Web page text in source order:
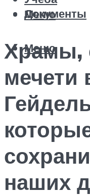
Документы
Меню
Меню
Храмы,
мечети
наших